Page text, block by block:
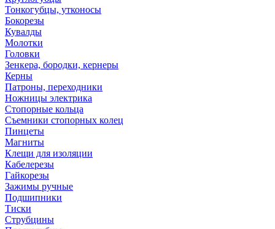
Тонкогубцы, утконосы
Бокорезы
Кувалды
Молотки
Головки
Зенкера, бородки, кернеры
Керны
Патроны, переходники
Ножницы электрика
Стопорные кольца
Съемники стопорных колец
Пинцеты
Магниты
Клещи для изоляции
Кабелерезы
Гайкорезы
Зажимы ручные
Подшипники
Тиски
Струбцины